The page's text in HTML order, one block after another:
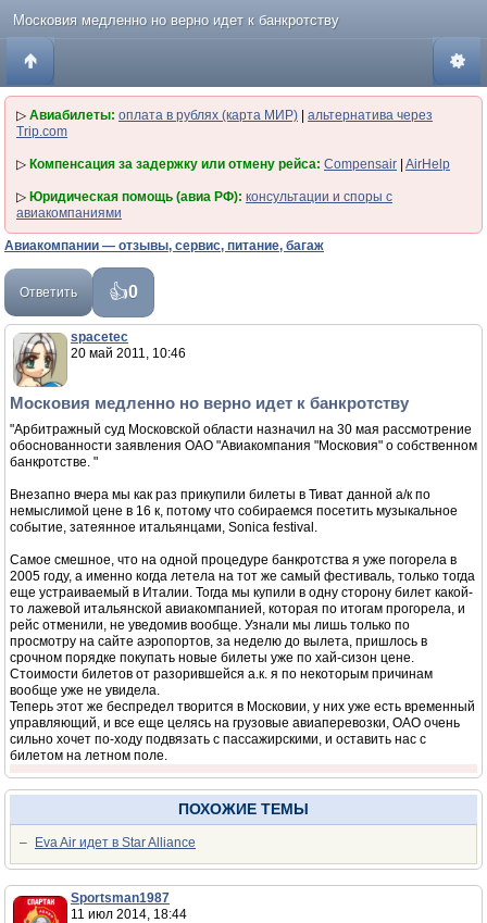
Московия медленно но верно идет к банкротству
▷ Авиабилеты: оплата в рублях (карта МИР)
альтернатива через
Trip.com
▷ Компенсация за задержку или отмену рейса: Compensair AirHelp
▷ Юридическая помощь (авиа РФ): консультации и споры с
авиакомпаниями
Авиакомпании — отзывы, сервис, питание, багаж
Ответить 0
spacetec
20 май 2011, 10:46
Московия медленно но верно идет к банкротству
"Арбитражный суд Московской области назначил на 30 мая рассмотрение
обоснованности заявления ОАО "Авиакомпания "Московия" о собственном
банкротстве. "
Внезапно вчера мы как раз прикупили билеты в Тиват данной а/к по
немыслимой цене в 16 к, потому что собираемся посетить музыкальное
событие, затеянное итальянцами, Sonica festival.
Самое смешное, что на одной процедуре банкротства я уже погорела в
2005 году, а именно когда летела на тот же самый фестиваль, только тогда
еще устраиваемый в Италии. Тогда мы купили в одну сторону билет какой-
то лажевой итальянской авиакомпанией, которая по итогам прогорела, и
рейс отменили, не уведомив вообще. Узнали мы лишь только по
просмотру на сайте аэропортов, за неделю до вылета, пришлось в
срочном порядке покупать новые билеты уже по хай-сизон цене.
Стоимости билетов от разорившейся а.к. я по некоторым причинам
вообще уже не увидела.
Теперь этот же беспредел творится в Московии, у них уже есть временный
управляющий, и все еще целясь на грузовые авиаперевозки, ОАО очень
сильно хочет по-ходу подвязать с пассажирскими, и оставить нас с
билетом на летном поле.
ПОХОЖИЕ ТЕМЫ
– Eva Air идет в Star Alliance
Sportsman1987
11 июл 2014, 18:44